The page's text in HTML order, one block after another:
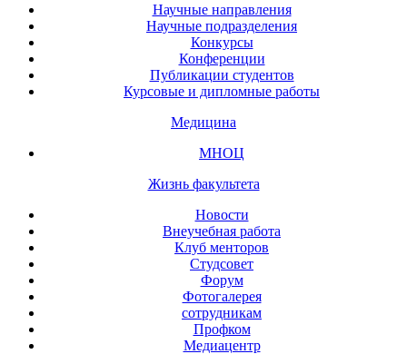
Научные направления
Научные подразделения
Конкурсы
Конференции
Публикации студентов
Курсовые и дипломные работы
Медицина
МНОЦ
Жизнь факультета
Новости
Внеучебная работа
Клуб менторов
Студсовет
Форум
Фотогалерея
сотрудникам
Профком
Медиацентр